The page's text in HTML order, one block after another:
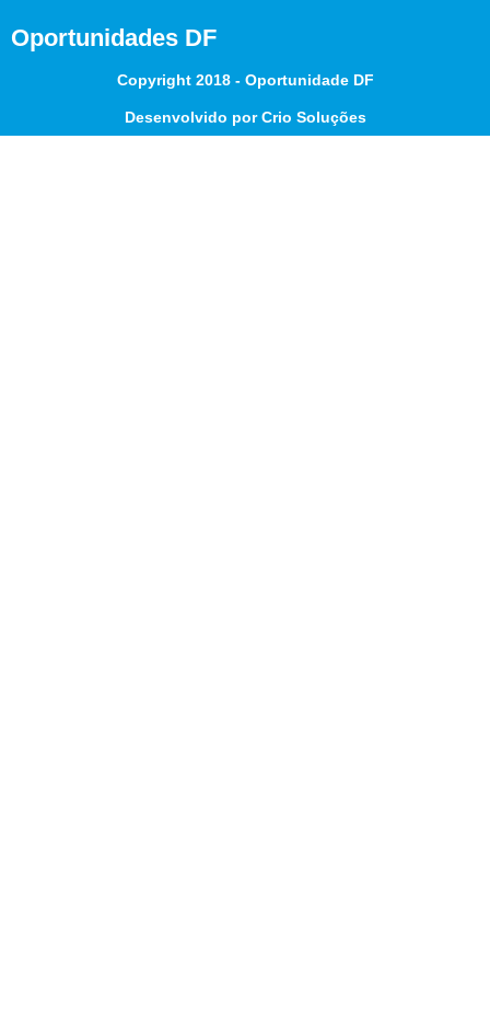
Oportunidades DF
Copyright 2018 - Oportunidade DF
Desenvolvido por Crio Soluções